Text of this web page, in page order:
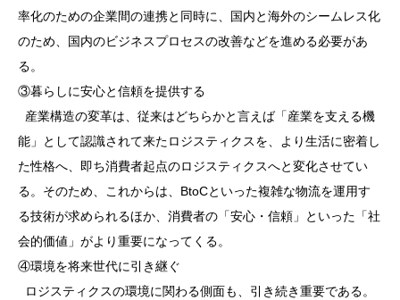
率化のための企業間の連携と同時に、国内と海外のシームレス化
のため、国内のビジネスプロセスの改善などを進める必要があ
る。
③暮らしに安心と信頼を提供する
産業構造の変革は、従来はどちらかと言えば「産業を支える機
能」として認識されて来たロジスティクスを、より生活に密着し
た性格へ、即ち消費者起点のロジスティクスへと変化させてい
る。そのため、これからは、BtoCといった複雑な物流を運用す
る技術が求められるほか、消費者の「安心・信頼」といった「社
会的価値」がより重要になってくる。
④環境を将来世代に引き継ぐ
ロジスティクスの環境に関わる側面も、引き続き重要である。